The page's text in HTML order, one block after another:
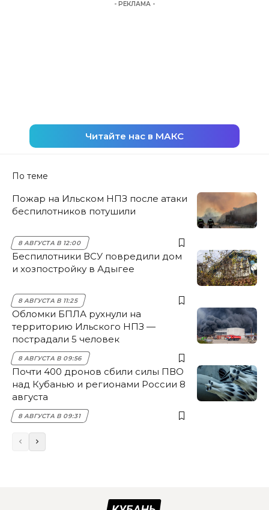
- РЕКЛАМА -
Читайте нас в МАКС
По теме
Пожар на Ильском НПЗ после атаки
беспилотников потушили
8 АВГУСТА В 12:00
Беспилотники ВСУ повредили дом
и хозпостройку в Адыгее
8 АВГУСТА В 11:25
Обломки БПЛА рухнули на
территорию Ильского НПЗ —
пострадали 5 человек
8 АВГУСТА В 09:56
Почти 400 дронов сбили силы ПВО
над Кубанью и регионами России 8
августа
8 АВГУСТА В 09:31